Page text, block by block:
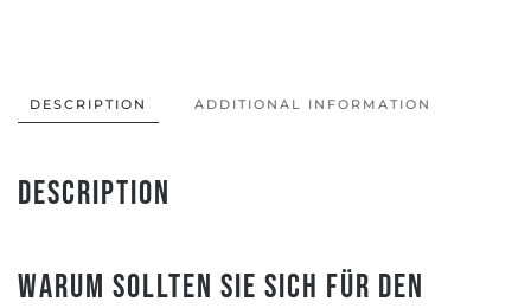
quantity
DESCRIPTION ADDITIONAL INFORMATION
Description
Warum sollten Sie sich für den